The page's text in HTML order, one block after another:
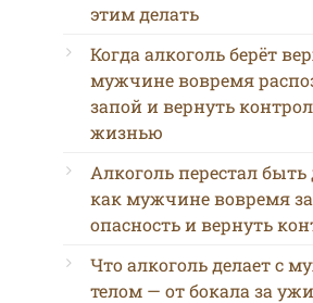
этим делать
Когда алкоголь берёт
мужчине вовремя
запой и вернуть
жизнью
Алкоголь перестал быть
как мужчине вовремя
опасность и вернуть
Что алкоголь делает с
телом — от бокала за